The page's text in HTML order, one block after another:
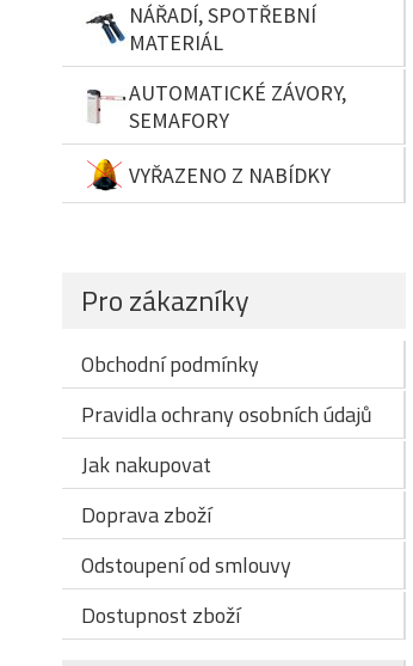
NÁŘADÍ, SPOTŘEBNÍ
MATERIÁL
AUTOMATICKÉ ZÁVORY,
SEMAFORY
VYŘAZENO Z NABÍDKY
Pro zákazníky
Obchodní podmínky
Pravidla ochrany osobních údajů
Jak nakupovat
Doprava zboží
Odstoupení od smlouvy
Dostupnost zboží